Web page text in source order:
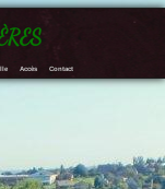
Accès Contact